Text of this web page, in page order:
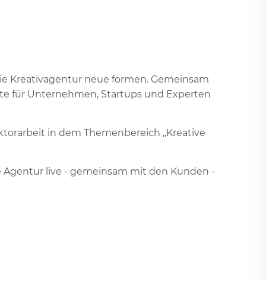
Kreativagentur neue formen. Gemeinsam
für Unternehmen, Startups und Experten
in dem Themenbereich „Kreative
Agentur live - gemeinsam mit den Kunden -